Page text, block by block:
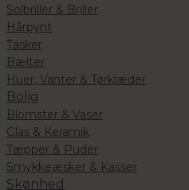
Solbriller & Briller
Hårpynt
Tasker
Bælter
Huer, Vanter & Tørklæder
Bolig
Blomster & Vaser
Glas & Keramik
Tæpper & Puder
Smykkeæsker & Kasser
Skønhed